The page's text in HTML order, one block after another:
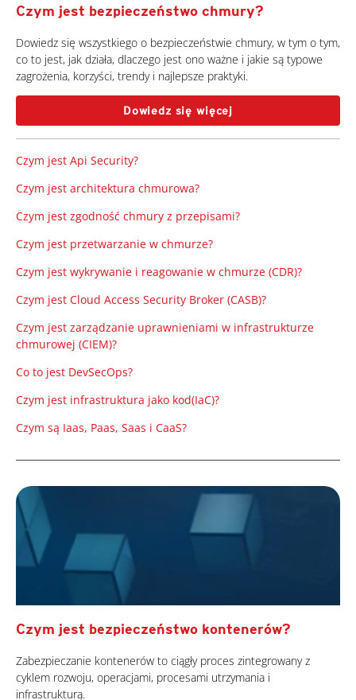
Czym jest bezpieczeństwo chmury?
Dowiedz się wszystkiego o bezpieczeństwie chmury, w tym o tym,
co to jest, jak działa, dlaczego jest ono ważne i jakie są typowe
zagrożenia, korzyści, trendy i najlepsze praktyki.
Dowiedz się więcej
Czym jest Api Security?
Czym jest architektura chmurowa?
Czym jest zgodność chmury z przepisami?
Czym jest przetwarzanie w chmurze?
Czym jest wykrywanie i reagowanie w chmurze (CDR)?
Czym jest Cloud Access Security Broker (CASB)?
Czym jest zarządzanie uprawnieniami w infrastrukturze
chmurowej (CIEM)?
Co to jest DevSecOps?
Czym jest infrastruktura jako kod(IaC)?
Czym są Iaas, Paas, Saas i CaaS?
Czym jest bezpieczeństwo kontenerów?
Zabezpieczanie kontenerów to ciągły proces zintegrowany z
cyklem rozwoju, operacjami, procesami utrzymania i
infrastrukturą.